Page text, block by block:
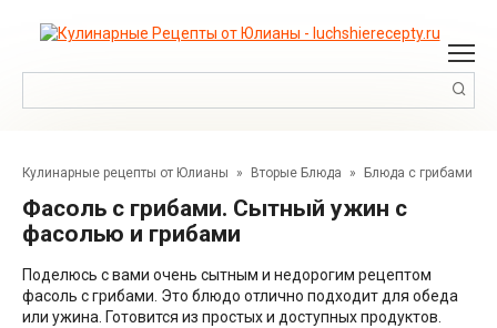
Кулинарные рецепты от Юлианы » Вторые Блюда » Блюда с грибами
Фасоль с грибами. Сытный ужин с
фасолью и грибами
Поделюсь с вами очень сытным и недорогим рецептом
фасоль с грибами. Это блюдо отлично подходит для обеда
или ужина. Готовится из простых и доступных продуктов.